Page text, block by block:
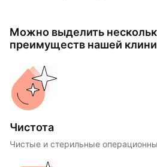
Можно выделить
преимуществ нашей
Чистота
Чистые и стерильные